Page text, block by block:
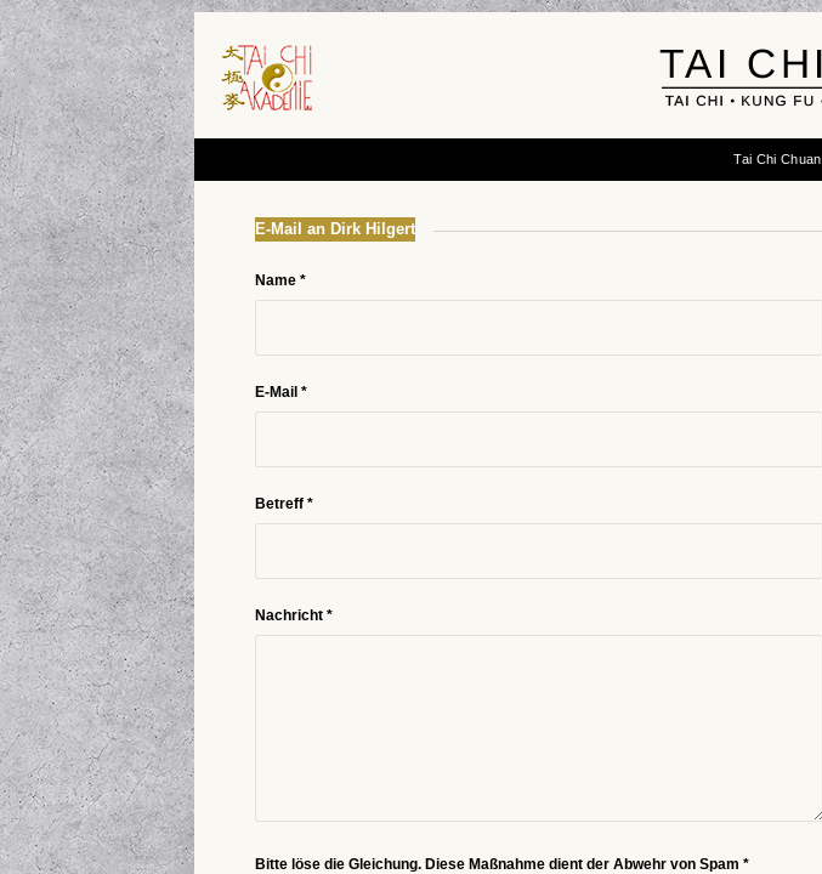
Tai Chi Chuan
E-Mail an Dirk Hilgert
Name *
E-Mail *
Betreff *
Nachricht *
Bitte löse die Gleichung. Diese Maßnahme dient der Abwehr von Spam *